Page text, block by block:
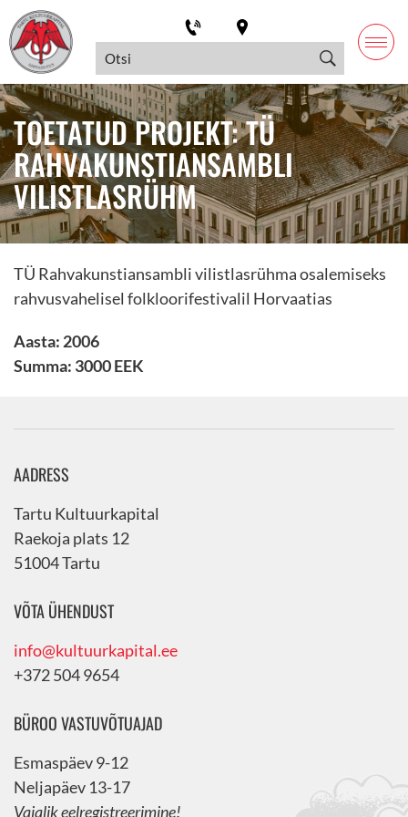
TOETATUD PROJEKT: TÜ
RAHVAKUNSTIANSAMBLI
VILISTLASRÜHM
TÜ Rahvakunstiansambli vilistlasrühma osalemiseks
rahvusvahelisel folkloorifestivalil Horvaatias
Aasta: 2006
Summa: 3000 EEK
AADRESS
Tartu Kultuurkapital
Raekoja plats 12
51004 Tartu
VÕTA ÜHENDUST
info@kultuurkapital.ee
+372 504 9654
BÜROO VASTUVÕTUAJAD
Esmaspäev 9-12
Neljapäev 13-17
Vajalik eelregistreerimine!